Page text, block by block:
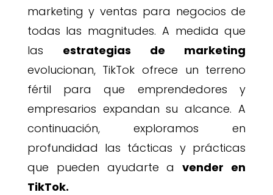
marketing y ventas para negocios de
todas las magnitudes. A medida que
las estrategias de marketing
evolucionan, TikTok ofrece un terreno
fértil para que emprendedores y
empresarios expandan su alcance. A
continuación, exploramos en
profundidad las tácticas y prácticas
que pueden ayudarte avender en
TikTok.